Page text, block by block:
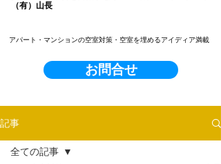
（有）山長
お問合せ
​アパート・マンションの空室対策・空室を埋めるアイディア満載
記事
全ての記事